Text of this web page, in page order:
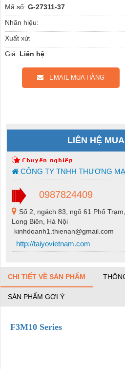
Mã số: G-27311-37
Nhãn hiệu:
Xuất xứ:
Giá: Liên hệ
EMAIL MUA HÀNG
LIÊN HỆ
CÔNG TY TNHH THƯƠNG
0987824409
Số 2, ngách 83, ngõ 61 Phố
Long Biên, Hà Nội
kinhdoanh1.thienan@gmail.com
http://taiyovietnam.com
CHI TIẾT VỀ SẢN PHẨM
SẢN PHẨM GỢI Ý
F3M10 Series